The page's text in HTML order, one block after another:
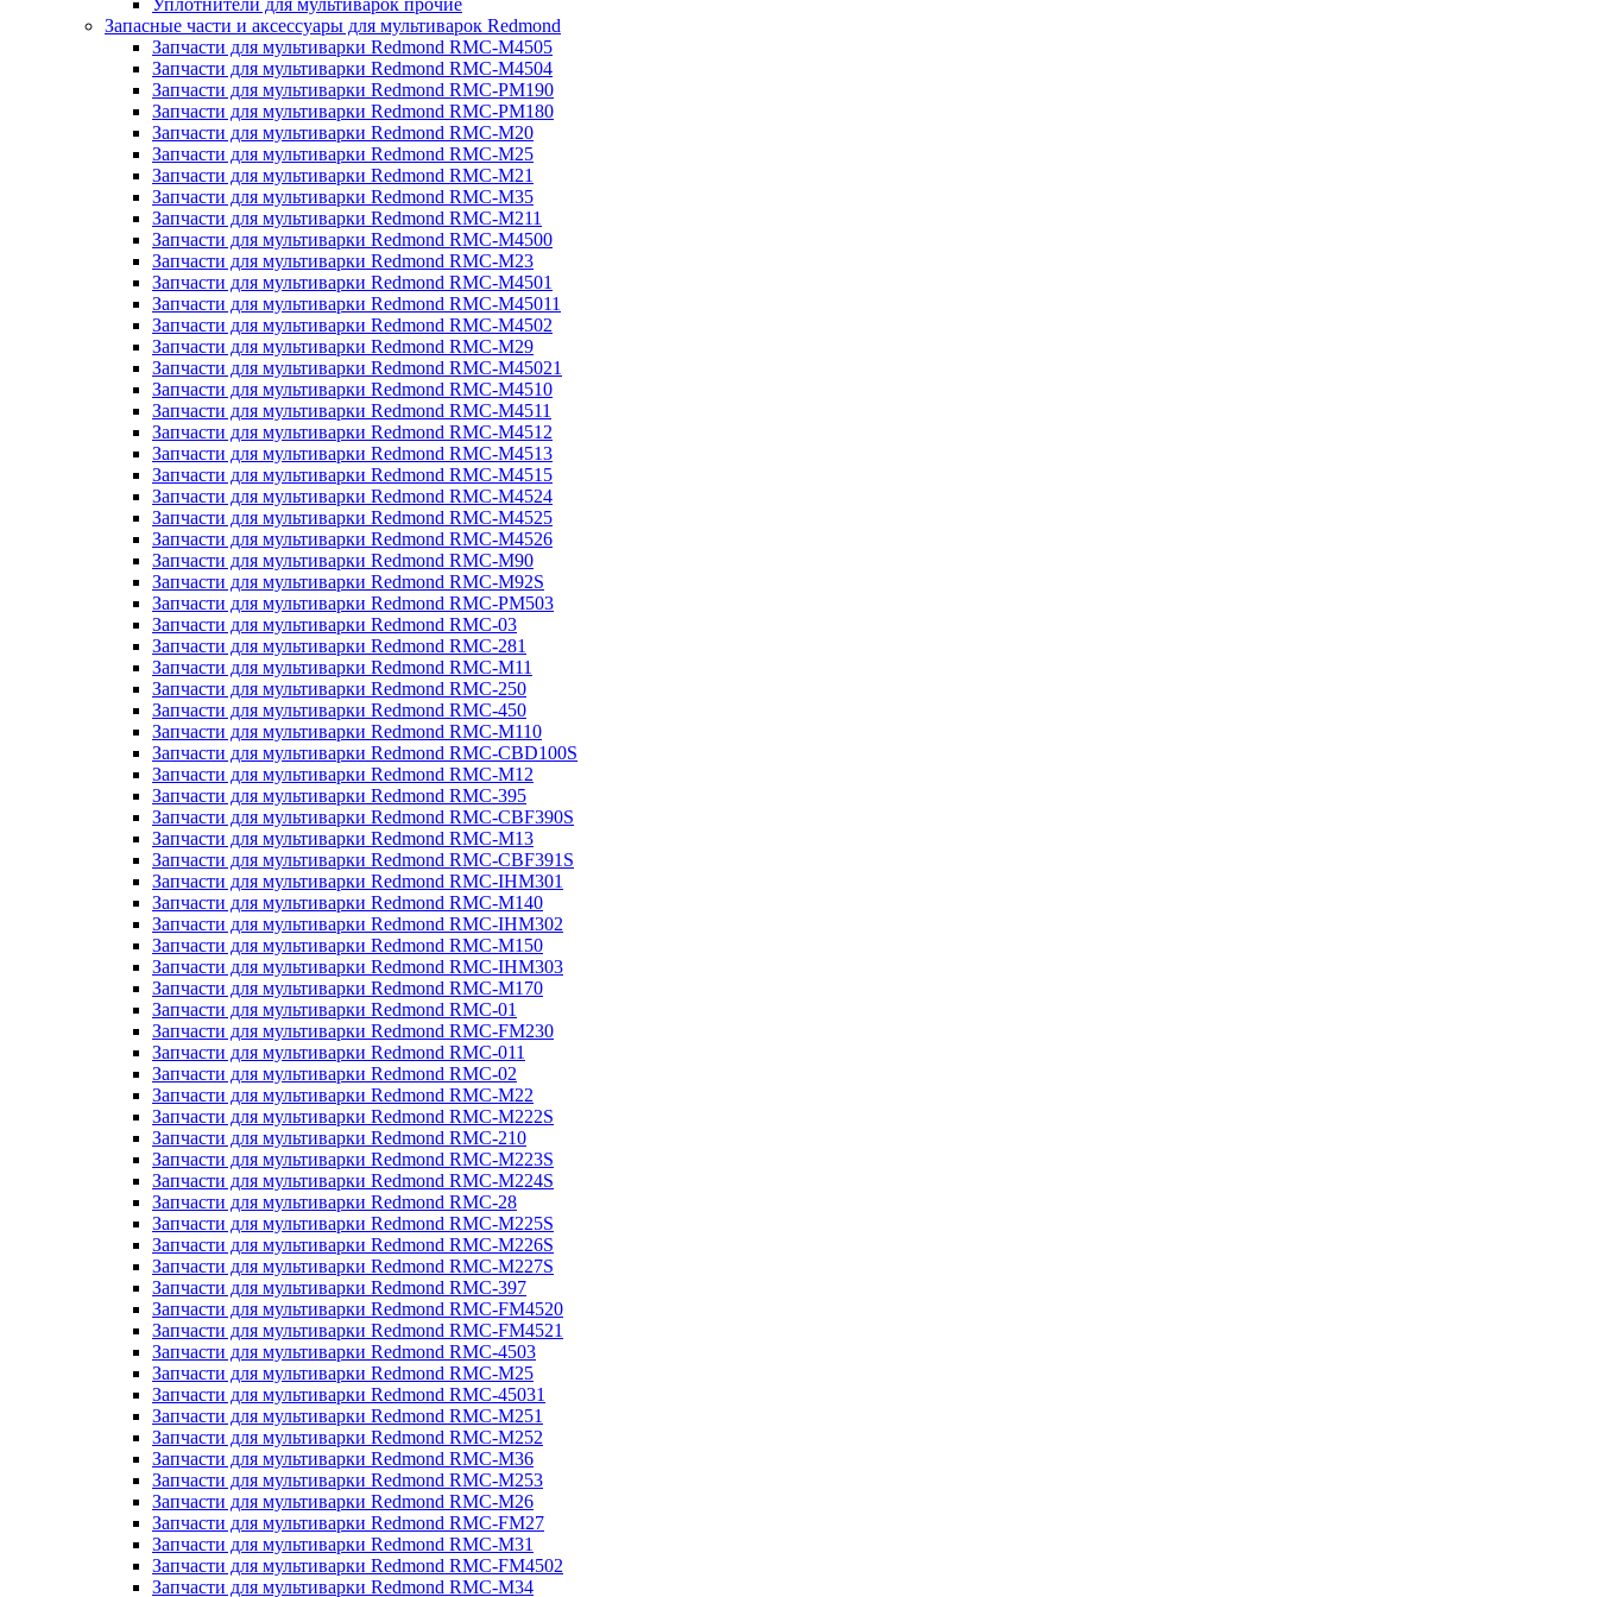
Уплотнители для мультиварок прочие
Запасные части и аксессуары для мультиварок Redmond
Запчасти для мультиварки Redmond RMC-M4505
Запчасти для мультиварки Redmond RMC-M4504
Запчасти для мультиварки Redmond RMC-PM190
Запчасти для мультиварки Redmond RMC-PM180
Запчасти для мультиварки Redmond RMC-M20
Запчасти для мультиварки Redmond RMC-M25
Запчасти для мультиварки Redmond RMC-M21
Запчасти для мультиварки Redmond RMC-M35
Запчасти для мультиварки Redmond RMC-M211
Запчасти для мультиварки Redmond RMC-M4500
Запчасти для мультиварки Redmond RMC-M23
Запчасти для мультиварки Redmond RMC-M4501
Запчасти для мультиварки Redmond RMC-M45011
Запчасти для мультиварки Redmond RMC-M4502
Запчасти для мультиварки Redmond RMC-M29
Запчасти для мультиварки Redmond RMC-M45021
Запчасти для мультиварки Redmond RMC-M4510
Запчасти для мультиварки Redmond RMC-M4511
Запчасти для мультиварки Redmond RMC-M4512
Запчасти для мультиварки Redmond RMC-M4513
Запчасти для мультиварки Redmond RMC-M4515
Запчасти для мультиварки Redmond RMC-M4524
Запчасти для мультиварки Redmond RMC-M4525
Запчасти для мультиварки Redmond RMC-M4526
Запчасти для мультиварки Redmond RMC-M90
Запчасти для мультиварки Redmond RMC-M92S
Запчасти для мультиварки Redmond RMC-PM503
Запчасти для мультиварки Redmond RMC-03
Запчасти для мультиварки Redmond RMC-281
Запчасти для мультиварки Redmond RMC-M11
Запчасти для мультиварки Redmond RMC-250
Запчасти для мультиварки Redmond RMC-450
Запчасти для мультиварки Redmond RMC-M110
Запчасти для мультиварки Redmond RMC-CBD100S
Запчасти для мультиварки Redmond RMC-M12
Запчасти для мультиварки Redmond RMC-395
Запчасти для мультиварки Redmond RMC-CBF390S
Запчасти для мультиварки Redmond RMC-M13
Запчасти для мультиварки Redmond RMC-CBF391S
Запчасти для мультиварки Redmond RMC-IHM301
Запчасти для мультиварки Redmond RMC-M140
Запчасти для мультиварки Redmond RMC-IHM302
Запчасти для мультиварки Redmond RMC-M150
Запчасти для мультиварки Redmond RMC-IHM303
Запчасти для мультиварки Redmond RMC-M170
Запчасти для мультиварки Redmond RMC-01
Запчасти для мультиварки Redmond RMC-FM230
Запчасти для мультиварки Redmond RMC-011
Запчасти для мультиварки Redmond RMC-02
Запчасти для мультиварки Redmond RMC-M22
Запчасти для мультиварки Redmond RMC-M222S
Запчасти для мультиварки Redmond RMC-210
Запчасти для мультиварки Redmond RMC-M223S
Запчасти для мультиварки Redmond RMC-M224S
Запчасти для мультиварки Redmond RMC-28
Запчасти для мультиварки Redmond RMC-M225S
Запчасти для мультиварки Redmond RMC-M226S
Запчасти для мультиварки Redmond RMC-M227S
Запчасти для мультиварки Redmond RMC-397
Запчасти для мультиварки Redmond RMC-FM4520
Запчасти для мультиварки Redmond RMC-FM4521
Запчасти для мультиварки Redmond RMC-4503
Запчасти для мультиварки Redmond RMC-M25
Запчасти для мультиварки Redmond RMC-45031
Запчасти для мультиварки Redmond RMC-M251
Запчасти для мультиварки Redmond RMC-M252
Запчасти для мультиварки Redmond RMC-M36
Запчасти для мультиварки Redmond RMC-M253
Запчасти для мультиварки Redmond RMC-M26
Запчасти для мультиварки Redmond RMC-FM27
Запчасти для мультиварки Redmond RMC-M31
Запчасти для мультиварки Redmond RMC-FM4502
Запчасти для мультиварки Redmond RMC-M34